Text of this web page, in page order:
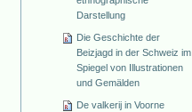
Darstellung
Die Geschichte der
Beizjagd in der Schweiz im
Spiegel von Illustrationen
und Gemälden
De valkerij in Voorne